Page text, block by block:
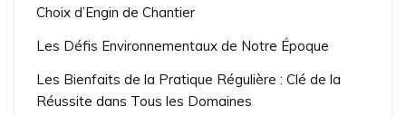
Choix d’Engin de Chantier
Les Défis Environnementaux de Notre Époque
Les Bienfaits de la Pratique Régulière : Clé de la
Réussite dans Tous les Domaines